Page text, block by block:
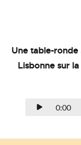
Une table-ronde
Lisbonne sur
0:00